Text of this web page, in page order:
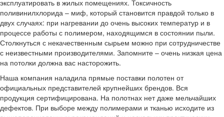
эксплуатировать в жилых помещениях. Токсичность
поливинилхлорида – миф, который становится правдой только в
двух случаях: при нагревании до очень высоких температур и в
процессе работы с полимером, находящимся в состоянии пыли.
Столкнуться с некачественным сырьем можно при сотрудничестве
с неизвестными производителями. Запомните – очень низкая цена
на потолки должна вас насторожить.
Наша компания наладила прямые поставки полотен от
официальных представителей крупнейших брендов. Вся
продукция сертифицирована. На полотнах нет даже мельчайших
дефектов. При выборе между полимерами и тканью исходите из